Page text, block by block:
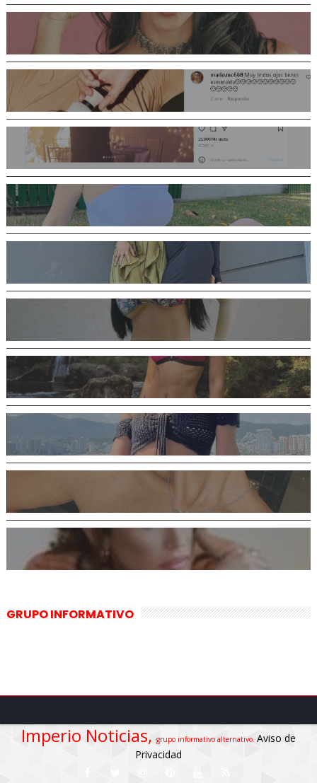
GRUPO INFORMATIVO
Imperio Noticias, grupo informativo alternativo. Aviso de
Privacidad